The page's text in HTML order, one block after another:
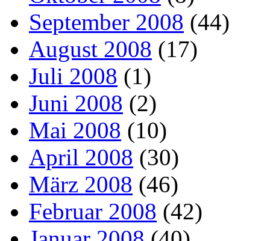
September 2008 (44)
August 2008 (17)
Juli 2008 (1)
Juni 2008 (2)
Mai 2008 (10)
April 2008 (30)
März 2008 (46)
Februar 2008 (42)